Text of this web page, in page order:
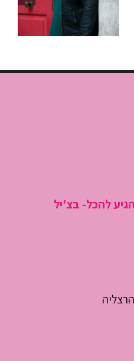
פגישות שלא
יום עבודה
להכל- בצ'יל